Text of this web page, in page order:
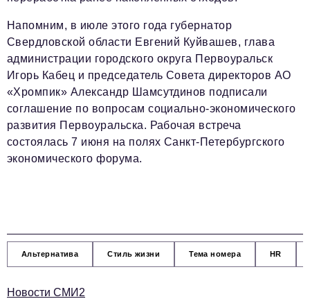
Напомним, в июле этого года губернатор
Свердловской области Евгений Куйвашев, глава
администрации городского округа Первоуральск
Игорь Кабец и председатель Совета директоров АО
«Хромпик» Александр Шамсутдинов подписали
соглашение по вопросам социально-экономического
развития Первоуральска. Рабочая встреча
состоялась 7 июня на полях Санкт-Петербургского
экономического форума.
Альтернатива Стиль жизни Тема номера HR
Новости СМИ2